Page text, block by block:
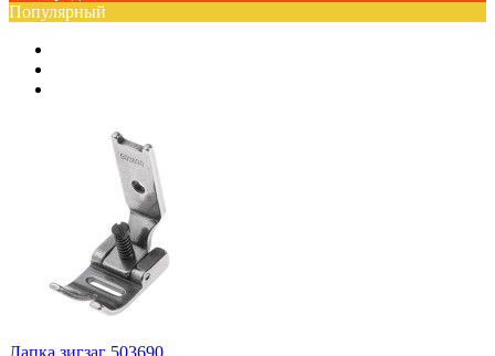
Популярный
Лапка зигзаг 503690